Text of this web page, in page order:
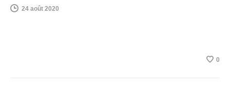
24 août 2020
0